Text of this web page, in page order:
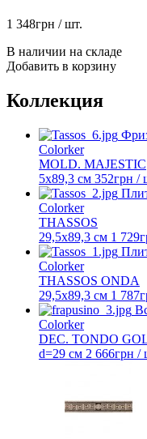
1 348грн / шт.
В наличии на складе
Добавить в корзину
Коллекция
Colorker
MOLD. MAJESTIC
5x89,3 см 352грн /
Colorker
THASSOS
29,5х89,3 см 1 729
Colorker
THASSOS ONDA
29,5x89,3 см 1 787
Colorker
DEC. TONDO
d=29 см 2 666грн /